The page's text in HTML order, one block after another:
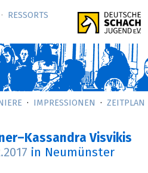
RESSORTS
IMPRESSIONEN ZEITPLAN
Visvikis
in Neumünster